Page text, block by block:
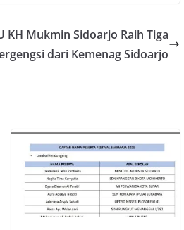
KH Mukmin Sidoarjo Raih Tiga
dari Kemenag Sidoarjo